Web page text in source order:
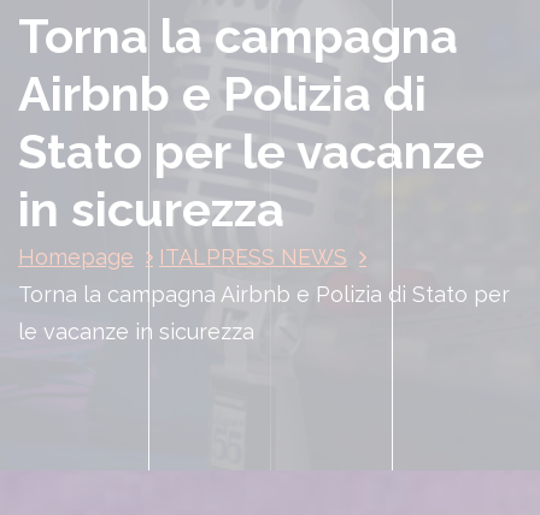
Torna la campagna
Airbnb e Polizia di
Stato per le vacanze
in sicurezza
Homepage
ITALPRESS NEWS
Torna la campagna Airbnb e Polizia di Stato per
le vacanze in sicurezza